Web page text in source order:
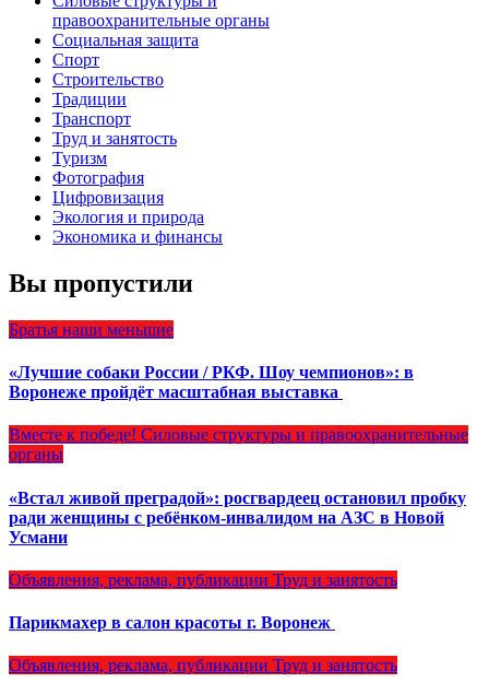
правоохранительные органы
Социальная защита
Спорт
Строительство
Традиции
Транспорт
Труд и занятость
Туризм
Фотография
Цифровизация
Экология и природа
Экономика и финансы
Вы пропустили
Братья наши меньшие
«Лучшие собаки России / РКФ. Шоу чемпионов»: в
Воронеже пройдёт масштабная выставка
Вместе к победе! Силовые структуры и правоохранительные
органы
«Встал живой преградой»: росгвардеец остановил пробку
ради женщины с ребёнком-инвалидом на АЗС в Новой
Усмани
Объявления, реклама, публикации Труд и занятость
Парикмахер в салон красоты г. Воронеж
Объявления, реклама, публикации Труд и занятость